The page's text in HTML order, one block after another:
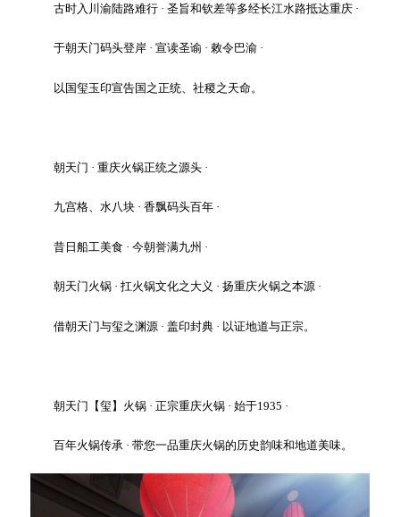
古时入川渝陆路难行 · 圣旨和钦差等多经长江水路抵达重庆 ·
于朝天门码头登岸 · 宣读圣谕 · 敕令巴渝 ·
以国玺玉印宣告国之正统、社稷之天命。
朝天门 · 重庆火锅正统之源头 ·
九宫格、水八块 · 香飘码头百年 ·
昔日船工美食 · 今朝誉满九州 ·
朝天门火锅 · 扛火锅文化之大义 · 扬重庆火锅之本源 ·
借朝天门与玺之渊源 · 盖印封典 · 以证地道与正宗。
朝天门【玺】火锅 · 正宗重庆火锅 · 始于1935 ·
百年火锅传承 · 带您一品重庆火锅的历史韵味和地道美味。